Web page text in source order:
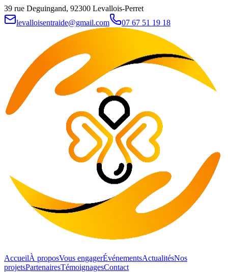
39 rue Deguingand, 92300 Levallois-Perret
levalloisentraide@gmail.com
07 67 51 19 18
AccueilÀ proposVous engagerÉvénementsActualitésNos
projetsPartenairesTémoignagesContact